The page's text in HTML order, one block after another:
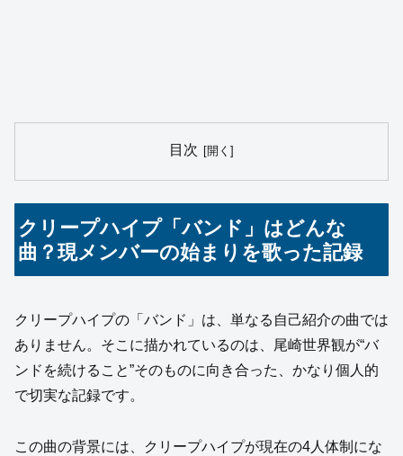
目次
クリープハイプ「バンド」はどんな
曲？現メンバーの始まりを歌った記録
クリープハイプの「バンド」は、単なる自己紹介の曲では
ありません。そこに描かれているのは、尾崎世界観が“バ
ンドを続けること”そのものに向き合った、かなり個人的
で切実な記録です。
この曲の背景には、クリープハイプが現在の4人体制にな